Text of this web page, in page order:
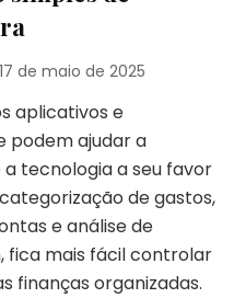
17 de maio de 2025
aplicativos e
podem ajudar a
a tecnologia a seu favor
de gastos,
e análise de
fica mais fácil controlar
finanças organizadas.